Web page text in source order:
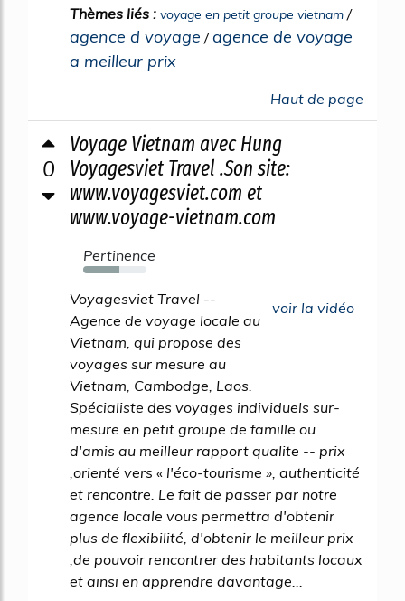
Thèmes liés : voyage en petit groupe vietnam /
agence d voyage /agence de voyage
a meilleur prix
Haut de page
0
Voyage Vietnam avec Hung
Voyagesviet Travel .Son site:
www.voyagesviet.com et
www.voyage-vietnam.com
Pertinence
57%
voir la vidéo
Voyagesviet Travel --
Agence de voyage locale au
Vietnam, qui propose des
voyages sur mesure au
Vietnam, Cambodge, Laos.
Spécialiste des voyages individuels sur-
mesure en petit groupe de famille ou
d'amis au meilleur rapport qualite -- prix
,orienté vers « l'éco-tourisme », authenticité
et rencontre. Le fait de passer par notre
agence locale vous permettra d'obtenir
plus de flexibilité, d'obtenir le meilleur prix
,de pouvoir rencontrer des habitants locaux
et ainsi en apprendre davantage...